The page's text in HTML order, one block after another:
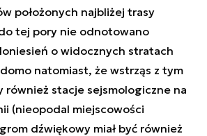
położonych najbliżej trasy
tej pory nie odnotowano
o widocznych stratach
natomiast, że wstrząs z tym
również stacje sejsmologiczne na
(nieopodal miejscowości
dźwiękowy miał być również